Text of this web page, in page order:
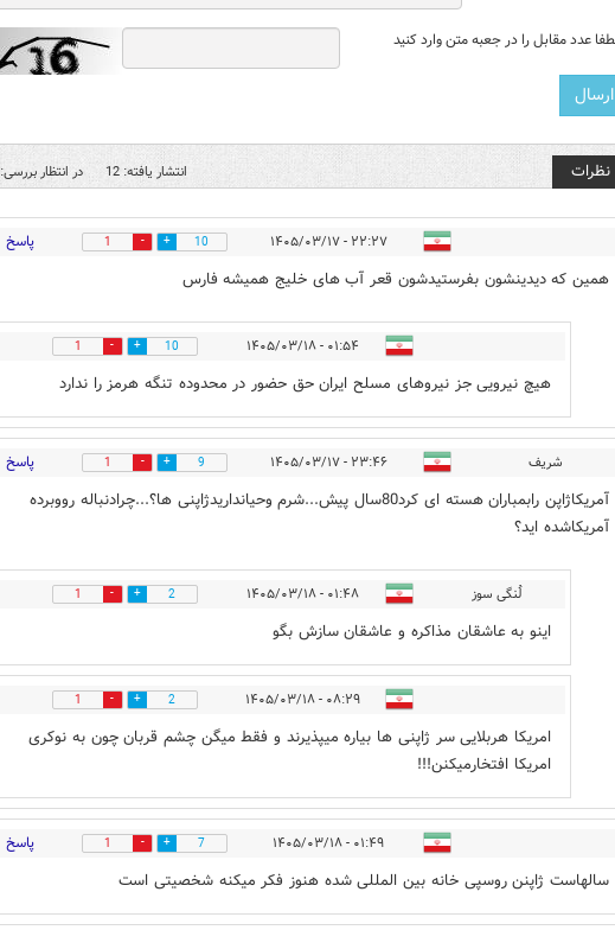
عدد مقابل را در جعبه متن وارد کنید
نظرات انتشار یافته: 12 در انتظار بررسی: 0
۲۲:۲۷ - ۱۴۰۵/۰۳/۱۷ 10
1 پاسخ
همین که دیدینشون بفرستیدشون قعر آب های خلیج همیشه فارس
۰۱:۵۴ - ۱۴۰۵/۰۳/۱۸ 10
1
هیچ نیرویی جز نیروهای مسلح ایران حق حضور در محدوده تنگه هرمز را ندارد
شریف ۲۳:۴۶ - ۱۴۰۵/۰۳/۱۷ 9
1 پاسخ
آمریکاژاپن رابمباران هسته ای کرد80سال پیش...شرم وحیانداریدژاپنی ها؟...چرادنباله رووبرده
آمریکاشده اید؟
لُنگی سوز ۰۱:۴۸ - ۱۴۰۵/۰۳/۱۸ 2
1
اینو به عاشقان مذاکره و عاشقان سازش بگو
۰۸:۲۹ - ۱۴۰۵/۰۳/۱۸ 2
1
امریکا هربلایی سر ژاپنی ها بیاره میپذیرند و فقط میگن چشم قربان چون به نوکری
امریکا افتخارمیکنن!!!
۰۱:۴۹ - ۱۴۰۵/۰۳/۱۸ 7
1 پاسخ
سالهاست ژاپنن روسپی خانه بین المللی شده هنوز فکر میکنه شخصیتی است